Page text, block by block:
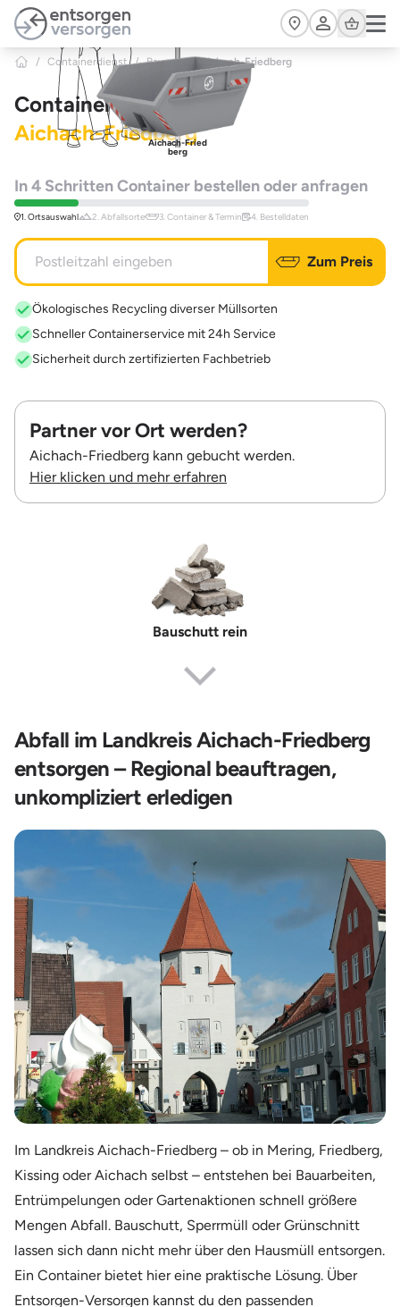
Zum Hauptinhalt springen
Cart
/ Containerdienst / Bayern > Aichach-Friedberg
Containerdienst
Aichach-Friedberg
Aichach-Fried
berg
In 4 Schritten Container bestellen oder anfragen
1. Ortsauswahl 2. Abfallsorte 3. Container & Termin 4. Bestelldaten
Zum Preis
Ökologisches Recycling diverser Müllsorten
Schneller Containerservice mit 24h Service
Sicherheit durch zertifizierten Fachbetrieb
Partner vor Ort werden?
Aichach-Friedberg kann gebucht werden.
Hier klicken und mehr erfahren
Bauschutt rein
Abfall im Landkreis Aichach-Friedberg
entsorgen – Regional beauftragen,
unkompliziert erledigen
Im Landkreis Aichach-Friedberg – ob in Mering, Friedberg,
Kissing oder Aichach selbst – entstehen bei Bauarbeiten,
Entrümpelungen oder Gartenaktionen schnell größere
Mengen Abfall. Bauschutt, Sperrmüll oder Grünschnitt
lassen sich dann nicht mehr über den Hausmüll entsorgen.
Ein Container bietet hier eine praktische Lösung. Über
Entsorgen-Versorgen kannst du den passenden